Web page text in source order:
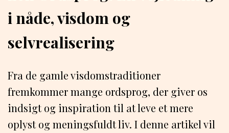
i nåde, visdom og
selvrealisering
Fra de gamle visdomstraditioner
fremkommer mange ordsprog, der giver os
indsigt og inspiration til at leve et mere
oplyst og meningsfuldt liv. I denne artikel vil